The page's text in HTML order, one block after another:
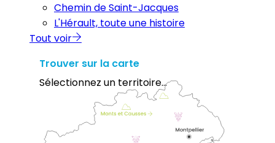
Chemin de Saint-Jacques
L'Hérault, toute une histoire
Tout voir
Trouver sur la carte
Sélectionnez un territoire...